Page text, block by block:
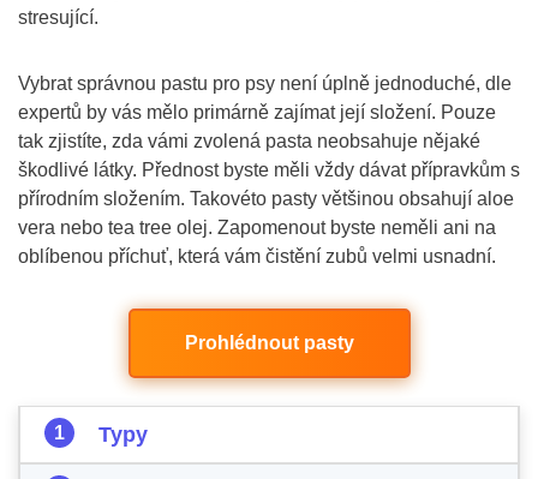
stresující.
Vybrat správnou pastu pro psy není úplně jednoduché, dle
expertů by vás mělo primárně zajímat její složení. Pouze
tak zjistíte, zda vámi zvolená pasta neobsahuje nějaké
škodlivé látky. Přednost byste měli vždy dávat přípravkům s
přírodním složením. Takovéto pasty většinou obsahují aloe
vera nebo tea tree olej. Zapomenout byste neměli ani na
oblíbenou příchuť, která vám čistění zubů velmi usnadní.
Prohlédnout pasty
Typy